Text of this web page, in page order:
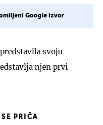
omiljeni Google izvor
svoju
njen prvi
PRIČA